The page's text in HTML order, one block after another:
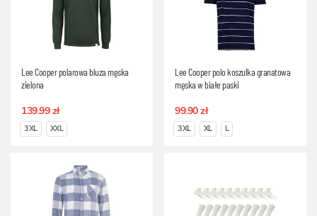
Lee Cooper polarowa bluza męska
zielona
139.99 zł
3XL XXL
Lee Cooper polo koszulka granatowa
męska w białe paski
99.90 zł
3XL XL L